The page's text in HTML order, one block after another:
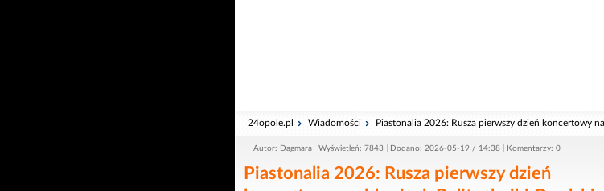
24opole.pl Wiadomości Piastonalia 2026: Rusza pierwszy dzień koncertowy
Autor: Dagmara Wyświetleń: 7843 Dodano: 2026-05-19 / 14:38 Komentarzy: 0
Piastonalia 2026: Rusza pierwszy dzień